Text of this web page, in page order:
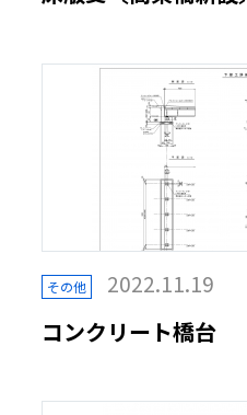
その他 2022.11.19
コンクリート橋台